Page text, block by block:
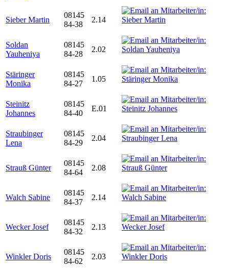
Sieber Martin
08145
84-38
2.14
Soldan
Yauheniya
08145
84-28
2.02
Stäringer
Monika
08145
84-27
1.05
Steinitz
Johannes
08145
84-40
E.01
Straubinger
Lena
08145
84-29
2.04
Strauß Günter
08145
84-64
2.08
Walch Sabine
08145
84-37
2.14
Wecker Josef
08145
84-32
2.13
Winkler Doris
08145
84-62
2.03